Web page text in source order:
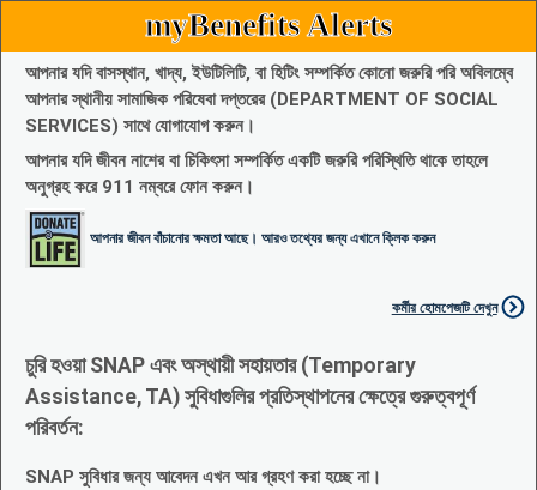
myBenefits Alerts
আপনার যদি বাসস্থান, খাদ্য, ইউটিলিটি, বা হিটিং সম্পর্কিত কোনো জরুরি পরি অবিলম্বে
আপনার স্থানীয় সামাজিক পরিষেবা দপ্তরের (DEPARTMENT OF SOCIAL
SERVICES) সাথে যোগাযোগ করুন।
আপনার যদি জীবন নাশের বা চিকিৎসা সম্পর্কিত একটি জরুরি পরিস্থিতি থাকে তাহলে
অনুগ্রহ করে 911 নম্বরে ফোন করুন।
আপনার জীবন বাঁচানোর ক্ষমতা আছে। আরও তথ্যের জন্য এখানে ক্লিক করুন
কর্মীর হোমপেজটি দেখুন
চুরি হওয়া SNAP এবং অস্থায়ী সহায়তার (Temporary
Assistance, TA) সুবিধাগুলির প্রতিস্থাপনের ক্ষেত্রে গুরুত্বপূর্ণ
পরিবর্তন:
SNAP সুবিধার জন্য আবেদন এখন আর গ্রহণ করা হচ্ছে না।